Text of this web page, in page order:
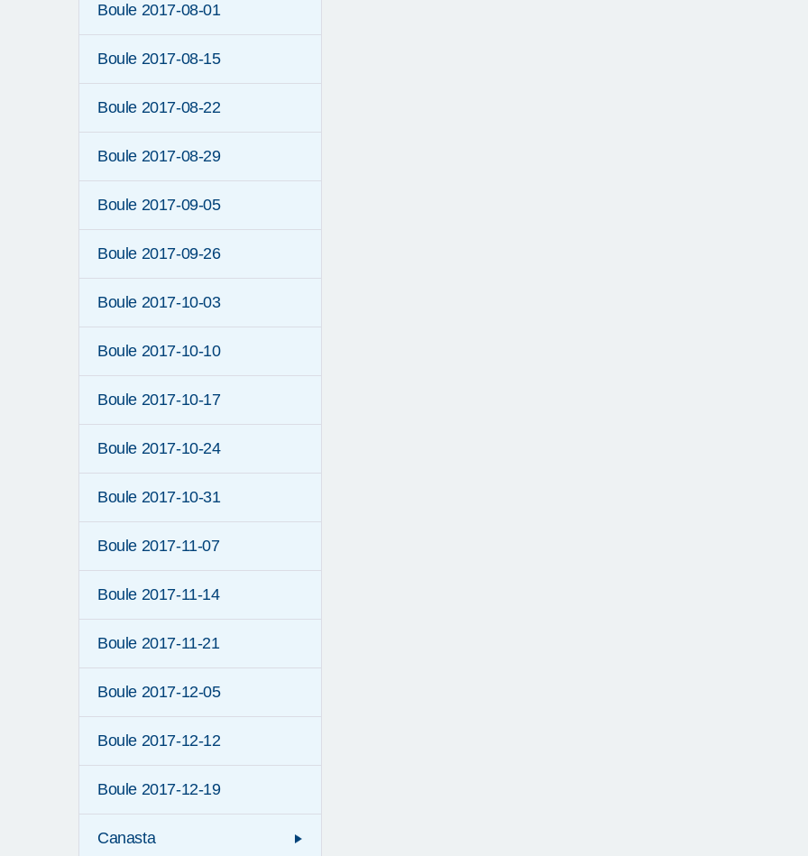
Boule 2017-08-01
Boule 2017-08-15
Boule 2017-08-22
Boule 2017-08-29
Boule 2017-09-05
Boule 2017-09-26
Boule 2017-10-03
Boule 2017-10-10
Boule 2017-10-17
Boule 2017-10-24
Boule 2017-10-31
Boule 2017-11-07
Boule 2017-11-14
Boule 2017-11-21
Boule 2017-12-05
Boule 2017-12-12
Boule 2017-12-19
Canasta